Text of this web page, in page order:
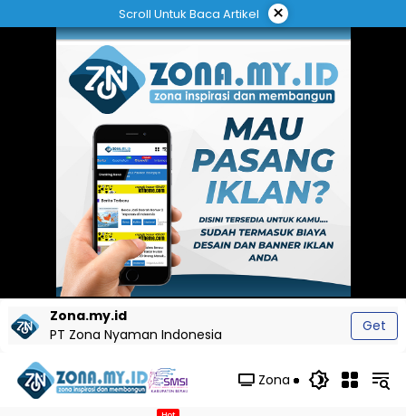
ke
Scroll Untuk Baca Artikel ×
Zona.my.id
PT Zona Nyaman Indonesia
Get
Zona